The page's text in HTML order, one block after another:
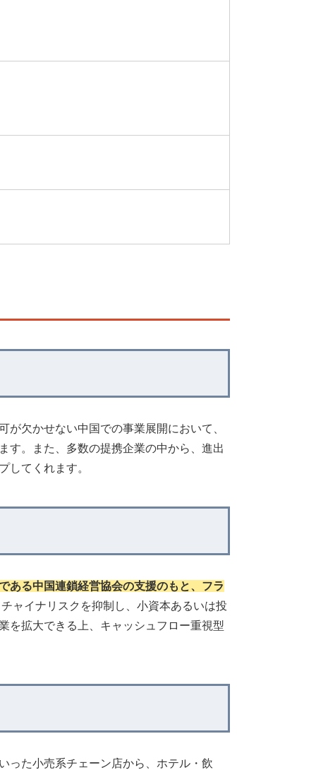
欠かせない中国での事業展開において、
す。また、多数の提携企業の中から、進出
してくれます。
ある中国連鎖経営協会の支援のもと、フラ
ャイナリスクを抑制し、小資本あるいは投
を拡大できる上、キャッシュフロー重視型
った小売系チェーン店から、ホテル・飲